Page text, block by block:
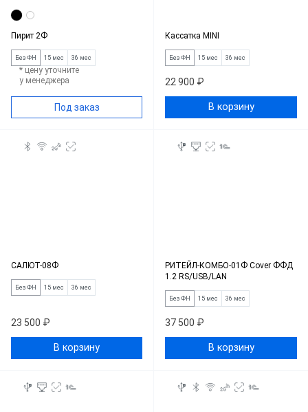
Применить
Пирит 2Ф
Без ФН 15 мес 36 мес
* цену уточните
у менеджера
Под заказ
Кассатка MINI
Без ФН 15 мес 36 мес
22 900 ₽
В корзину
САЛЮТ-08Ф
Без ФН 15 мес 36 мес
23 500 ₽
В корзину
РИТЕЙЛ-КОМБО-01Ф Cover ФФД
1.2 RS/USB/LAN
Без ФН 15 мес 36 мес
37 500 ₽
В корзину